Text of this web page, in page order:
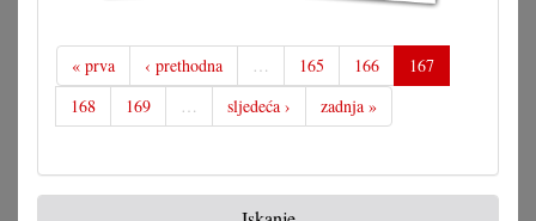
« prva ‹ prethodna … 165 166
167
168
169 … sljedeća › zadnja »